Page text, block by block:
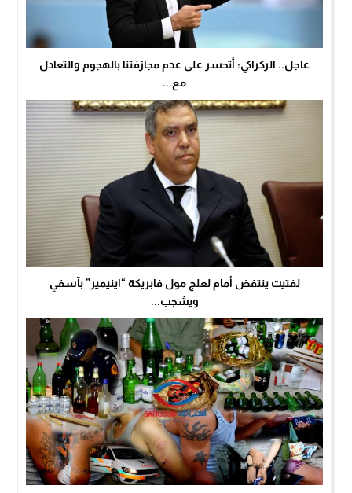
عاجل.. الركراكي: أتحسر على عدم مجازفتنا بالهجوم والتعادل
مع...
لفتيت ينتفض أمام لعلج مول فابريكة “اينيمير” بآسفي
ويشجب...